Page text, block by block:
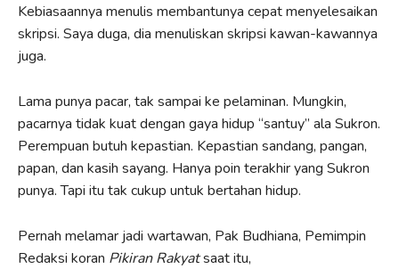
Kebiasaannya menulis membantunya cepat menyelesaikan
skripsi. Saya duga, dia menuliskan skripsi kawan-kawannya
juga.
Lama punya pacar, tak sampai ke pelaminan. Mungkin,
pacarnya tidak kuat dengan gaya hidup “santuy” ala Sukron.
Perempuan butuh kepastian. Kepastian sandang, pangan,
papan, dan kasih sayang. Hanya poin terakhir yang Sukron
punya. Tapi itu tak cukup untuk bertahan hidup.
Pernah melamar jadi wartawan, Pak Budhiana, Pemimpin
Redaksi koran Pikiran Rakyatsaat itu,